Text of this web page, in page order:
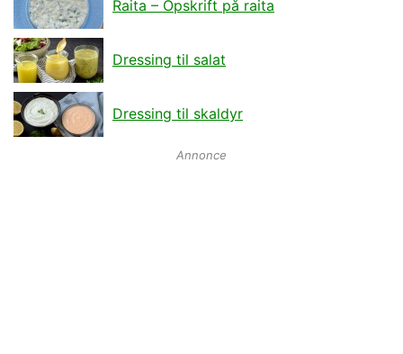
Raita – Opskrift på raita
Dressing til salat
Dressing til skaldyr
Annonce